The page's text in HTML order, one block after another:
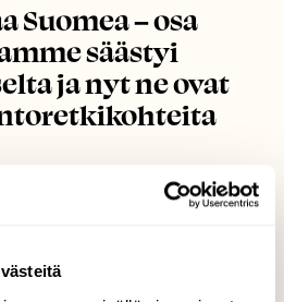
Suomea – osa
säästyi
ja nyt ne ovat